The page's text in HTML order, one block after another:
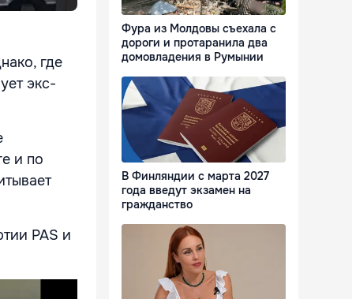
где
экс-
и по
PAS и
Фура из Молдовы съехала с
дороги и протаранила два
домовладения в Румынии
В Финляндии с марта 2027
года введут экзамен на
гражданство